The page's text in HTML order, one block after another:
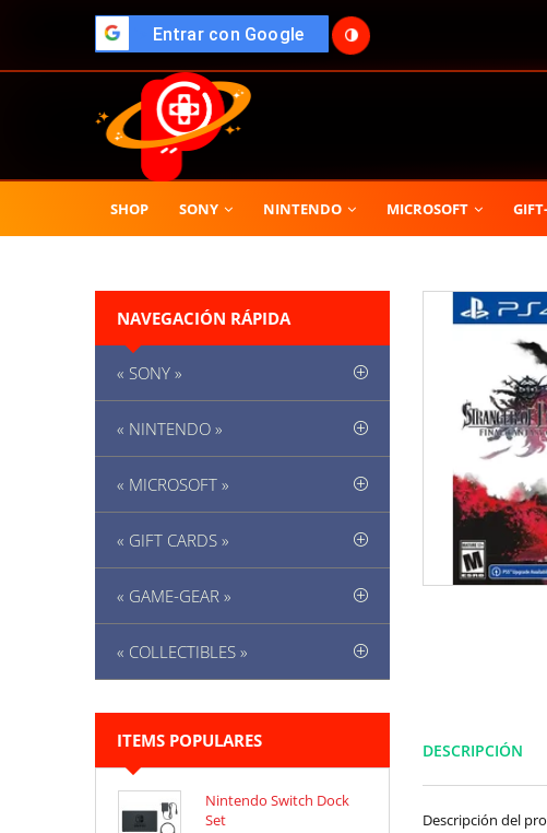
Entrar con Google 🌓
SHOP SONY NINTENDO MICROSOFT
DESCRIPCIÓN
Descripción del
NAVEGACIÓN RÁPIDA
« SONY »
« NINTENDO »
« MICROSOFT »
« GIFT CARDS »
« GAME-GEAR »
« COLLECTIBLES »
ITEMS POPULARES
Nintendo Switch Dock
Set